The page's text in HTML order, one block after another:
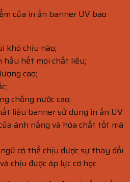
của in ấn banner UV bao
khó chịu nào;
hết mọi chất liệu;
cao;
chống nước cao;
liệu banner sử dụng in ấn UV
ánh nắng và hóa chất tốt mà
có thể chịu được sự thay đổi
chịu được áp lực cơ học.